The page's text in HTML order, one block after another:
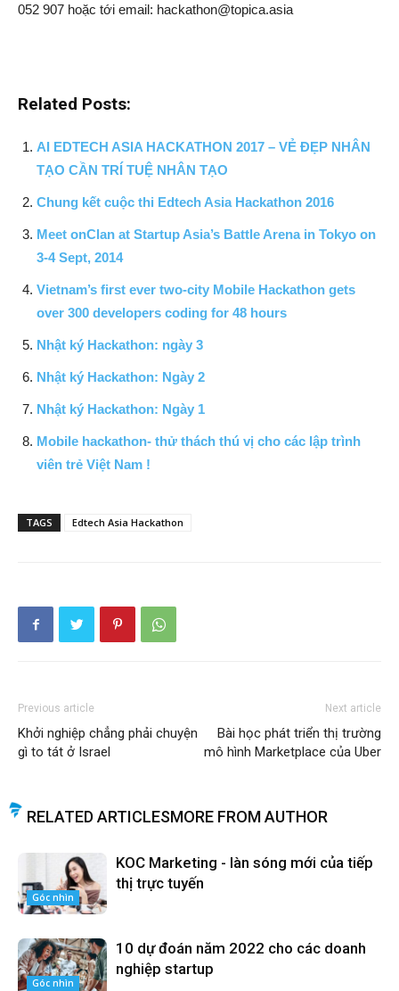
052 907 hoặc tới email: hackathon@topica.asia
Related Posts:
AI EDTECH ASIA HACKATHON 2017 – VẺ ĐẸP NHÂN
TẠO CẦN TRÍ TUỆ NHÂN TẠO
Chung kết cuộc thi Edtech Asia Hackathon 2016
Meet onClan at Startup Asia’s Battle Arena in Tokyo on
3-4 Sept, 2014
Vietnam’s first ever two-city Mobile Hackathon gets
over 300 developers coding for 48 hours
Nhật ký Hackathon: ngày 3
Nhật ký Hackathon: Ngày 2
Nhật ký Hackathon: Ngày 1
Mobile hackathon- thử thách thú vị cho các lập trình
viên trẻ Việt Nam !
TAGS Edtech Asia Hackathon
Previous article
Khởi nghiệp chẳng phải chuyện
gì to tát ở Israel
Next article
Bài học phát triển thị trường
mô hình Marketplace của Uber
RELATED ARTICLESMORE FROM AUTHOR
Góc nhìn
KOC Marketing - làn sóng mới của tiếp
thị trực tuyến
Góc nhìn
10 dự đoán năm 2022 cho các doanh
nghiệp startup